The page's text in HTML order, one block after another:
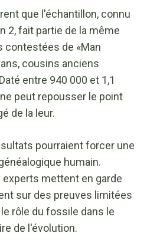
que l'échantillon, connu
2, fait partie de la même
contestées de «Man
cousins ​​anciens
entre 940 000 et 1,1
peut repousser le point
de la leur.
pourraient forcer une
humain.
experts mettent en garde
sur des preuves limitées
rôle du fossile dans le
de l'évolution.